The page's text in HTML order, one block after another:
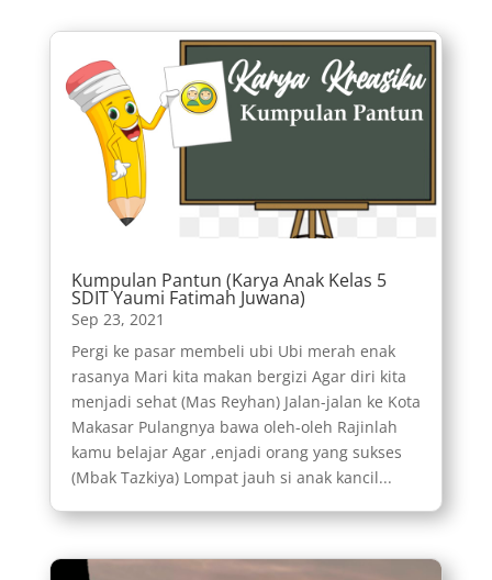
Kumpulan Pantun (Karya Anak Kelas 5
SDIT Yaumi Fatimah Juwana)
Sep 23, 2021
Pergi ke pasar membeli ubi Ubi merah enak
rasanya Mari kita makan bergizi Agar diri kita
menjadi sehat (Mas Reyhan) Jalan-jalan ke Kota
Makasar Pulangnya bawa oleh-oleh Rajinlah
kamu belajar Agar ,enjadi orang yang sukses
(Mbak Tazkiya) Lompat jauh si anak kancil...